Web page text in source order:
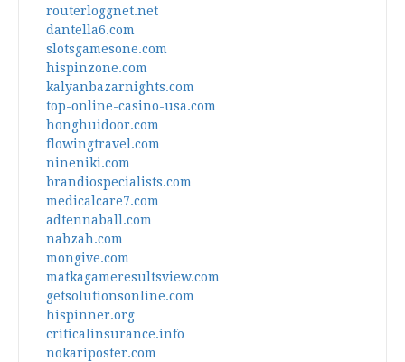
routerloggnet.net
dantella6.com
slotsgamesone.com
hispinzone.com
kalyanbazarnights.com
top-online-casino-usa.com
honghuidoor.com
flowingtravel.com
nineniki.com
brandiospecialists.com
medicalcare7.com
adtennaball.com
nabzah.com
mongive.com
matkagameresultsview.com
getsolutionsonline.com
hispinner.org
criticalinsurance.info
nokariposter.com